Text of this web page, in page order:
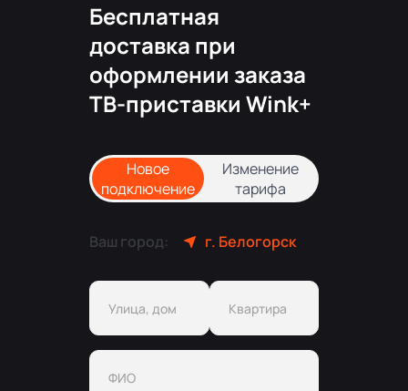
Бесплатная
доставка при
оформлении заказа
ТВ-приставки Wink+
Новое
подключение
Изменение
тарифа
Ваш город: г. Белогорск